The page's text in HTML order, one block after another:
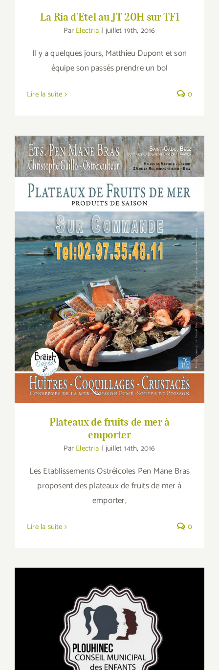
La Ria d’Etel au JT 20H sur TF1
Par Electria | juillet 19th, 2016
Il y a quelques jours, Matthieu Dupont et son
équipe son passés prendre un bol
Lire la suite 0
Plateaux de fruits de mer à emporter
Plateaux de fruits de mer à
emporter
Par Electria | juillet 14th, 2016
Les Etablissements Ostréicoles Pen Mane Bras
proposent des plateaux de fruits de mer à
emporter,
Lire la suite 0
Plouhinec : le Conseil Municipal des
Enfants réalise un film de présentation du
rôle de la commune